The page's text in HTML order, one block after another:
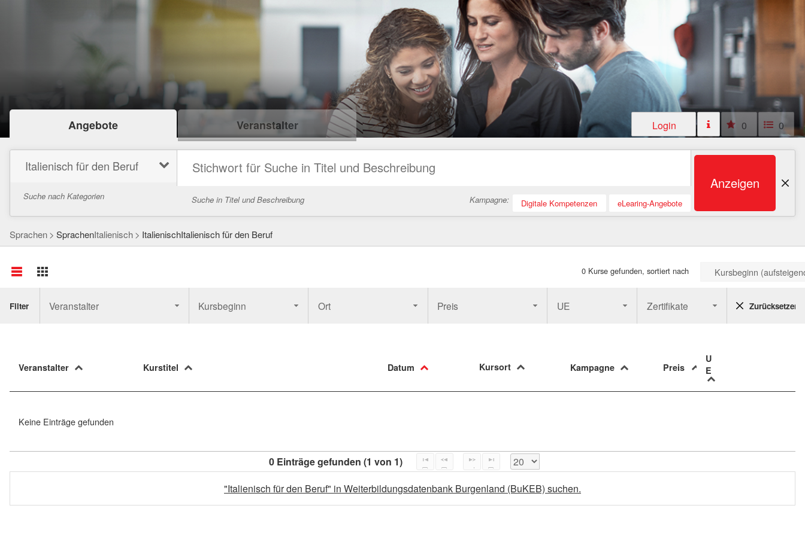
Login 0 0
Angebote Veranstalter
Italienisch für den Beruf
Suche nach Kategorien Suche in Titel und Beschreibung Kampagne: Digitale Kompetenzen eLearing-Angebote
Anzeigen
Sprachen SprachenItalienisch ItalienischItalienisch für den Beruf
0 Kurse gefunden, sortiert nach Kursbeginn
Filter Veranstalter Kursbeginn Ort Preis UE Zertifikate Zurücksetzen
Veranstalter Kurstitel Datum Kursort Kampagne Preis
U
E
Keine Einträge gefunden
0 Einträge gefunden (1 von 1)
"Italienisch für den Beruf" in Weiterbildungsdatenbank Burgenland (BuKEB) suchen.